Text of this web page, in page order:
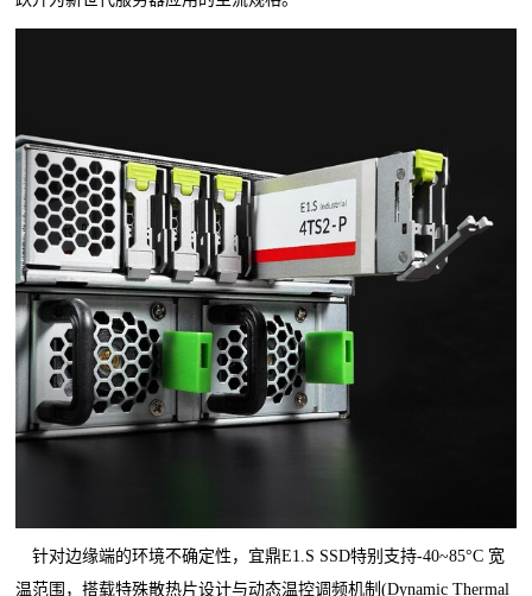
针对边缘端的环境不确定性，宜鼎E1.S SSD特别支持-40~85°C 宽
温范围，搭载特殊散热片设计与动态温控调频机制(Dynamic Thermal